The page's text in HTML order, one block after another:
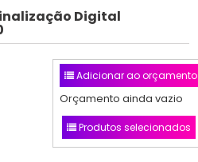
Digital
Adicionar ao orçamento
Orçamento ainda vazio
Produtos selecionados